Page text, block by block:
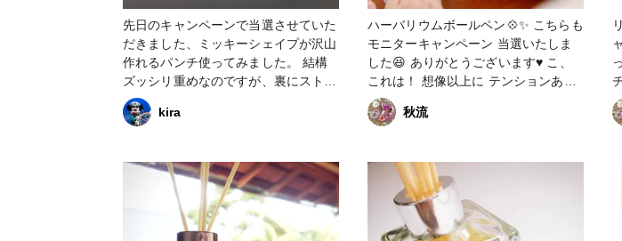
先日のキャンペーンで当選させていた
だきました、ミッキーシェイプが沢山
作れるパンチ使ってみました。 結構
ズッシリ重めなのですが、裏にストッ
パーがあって 誤って押して穴開く事
も、怪我することもなく、 とても安
てみたり、贈り物に貼ったり、お手紙
に貼ったり、穴を空けた方も使える
し、とっても便利です。 こんな素敵
なグッズ当選できてすごく嬉しい。
kira
ハーバリウムボールペン💠✨ こちらも
モニターキャンペーン 当選いたしま
した😆 ありがとうございます♥️ こ、
これは！ 想像以上に テンションあが
りますね🎵 プリザーブトフラワーの
ラスカスの黄緑色の葉っぱを 少しだ
ホビーショー残念企画 #ハンドメイド
応援企画 #どこでもホビーショー #ハ
ーバリウム
秋流